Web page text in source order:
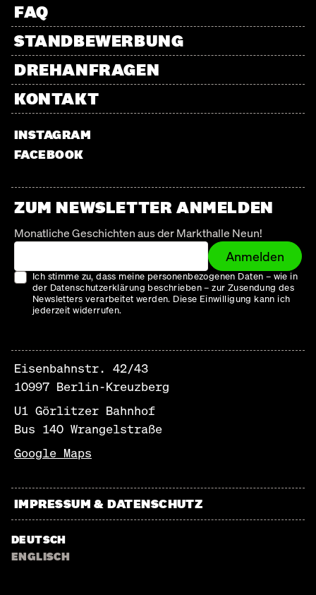
FAQ
STANDBEWERBUNG
DREHANFRAGEN
KONTAKT
INSTAGRAM
FACEBOOK
ZUM NEWSLETTER ANMELDEN
Monatliche Geschichten aus der Markthalle Neun!
Anmelden
Ich stimme zu, dass meine personenbezogenen Daten – wie in
der Datenschutzerklärung beschrieben – zur Zusendung des
Newsletters verarbeitet werden. Diese Einwilligung kann ich
jederzeit widerrufen.
Eisenbahnstr. 42/43
10997 Berlin-Kreuzberg
U1 Görlitzer Bahnhof
Bus 140 Wrangelstraße
Google Maps
IMPRESSUM & DATENSCHUTZ
DEUTSCH
ENGLISCH